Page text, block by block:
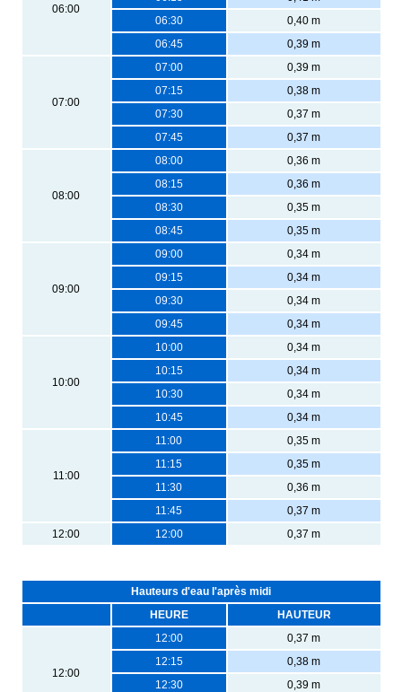
06:00
06:30
0,40 m
06:45
0,39 m
07:00
07:00
0,39 m
07:15
0,38 m
07:30
0,37 m
07:45
0,37 m
08:00
08:00
0,36 m
08:15
0,36 m
08:30
0,35 m
08:45
0,35 m
09:00
09:00
0,34 m
09:15
0,34 m
09:30
0,34 m
09:45
0,34 m
10:00
10:00
0,34 m
10:15
0,34 m
10:30
0,34 m
10:45
0,34 m
11:00
11:00
0,35 m
11:15
0,35 m
11:30
0,36 m
11:45
0,37 m
12:00
12:00 0,37 m
Hauteurs d'eau l'après midi
HEURE
HAUTEUR
12:00
12:00
0,37 m
12:15
0,38 m
12:30
0,39 m